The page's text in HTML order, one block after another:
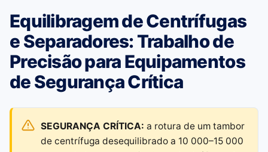
Equilibragem de Centrífugas
e Separadores: Trabalho de
Precisão para Equipamentos
de Segurança Crítica
SEGURANÇA CRÍTICA: a rotura de um tambor
de centrífuga desequilibrado a 10 000–15 000